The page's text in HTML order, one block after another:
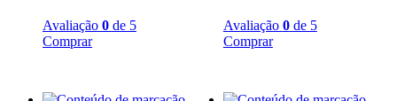
Avaliação 0 de 5
Comprar
Avaliação 0de 5
Comprar